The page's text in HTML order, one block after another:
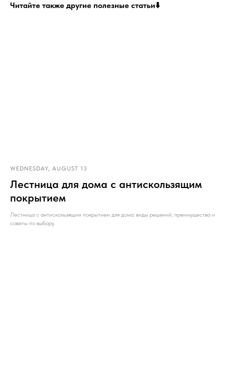
Читайте также другие полезные статьи⬇️
WEDNESDAY, AUGUST 13
Лестница для дома с антискользящим
покрытием
Лестница с антискользящим покрытием для дома: виды решений, преимущества и
советы по выбору.